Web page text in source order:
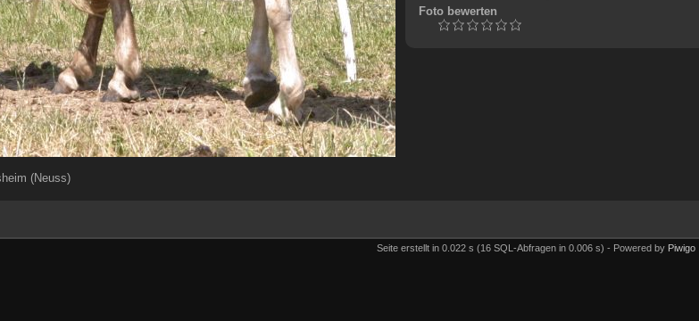
(Neuss)
Foto bewerten
Seite erstellt in 0.022 s (16 SQL-Abfragen in 0.006 s) - Powered by Piwigo